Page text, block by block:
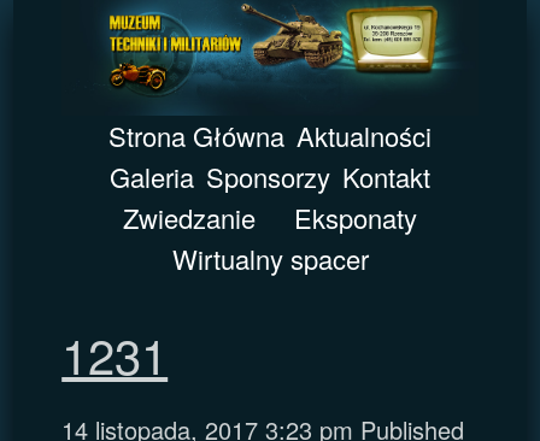
Strona Główna Aktualności
Galeria Sponsorzy Kontakt
Zwiedzanie
Eksponaty
Wirtualny spacer
1231
14 listopada, 2017 3:23 pm Published